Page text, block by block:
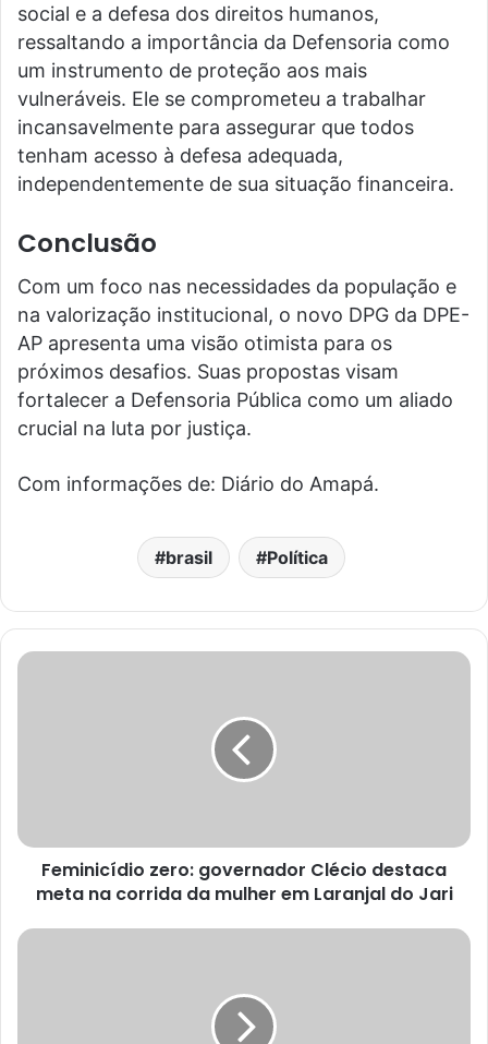
social e a defesa dos direitos humanos,
ressaltando a importância da Defensoria como
um instrumento de proteção aos mais
vulneráveis. Ele se comprometeu a trabalhar
incansavelmente para assegurar que todos
tenham acesso à defesa adequada,
independentemente de sua situação financeira.
Conclusão
Com um foco nas necessidades da população e
na valorização institucional, o novo DPG da DPE-
AP apresenta uma visão otimista para os
próximos desafios. Suas propostas visam
fortalecer a Defensoria Pública como um aliado
crucial na luta por justiça.
Com informações de: Diário do Amapá.
brasil Política
Feminicídio zero: governador Clécio destaca
meta na corrida da mulher em Laranjal do Jari